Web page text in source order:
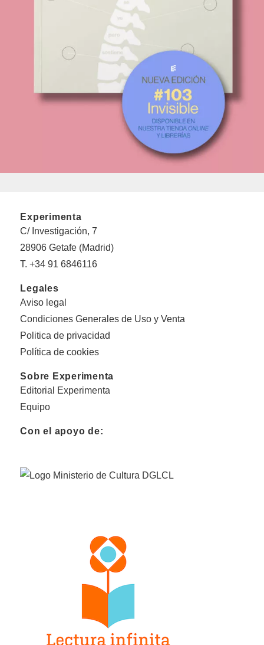
Experimenta
C/ Investigación, 7
28906 Getafe (Madrid)
T. +34 91 6846116
Legales
Aviso legal
Condiciones Generales de Uso y Venta
Politica de privacidad
Política de cookies
Sobre Experimenta
Editorial Experimenta
Equipo
Con el apoyo de: